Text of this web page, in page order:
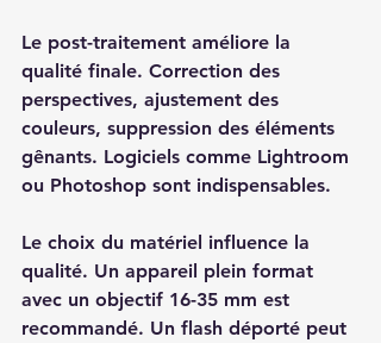
Le post-traitement améliore la
qualité finale. Correction des
perspectives, ajustement des
couleurs, suppression des éléments
gênants. Logiciels comme Lightroom
ou Photoshop sont indispensables.
Le choix du matériel influence la
qualité. Un appareil plein format
avec un objectif 16-35 mm est
recommandé. Un flash déporté peut